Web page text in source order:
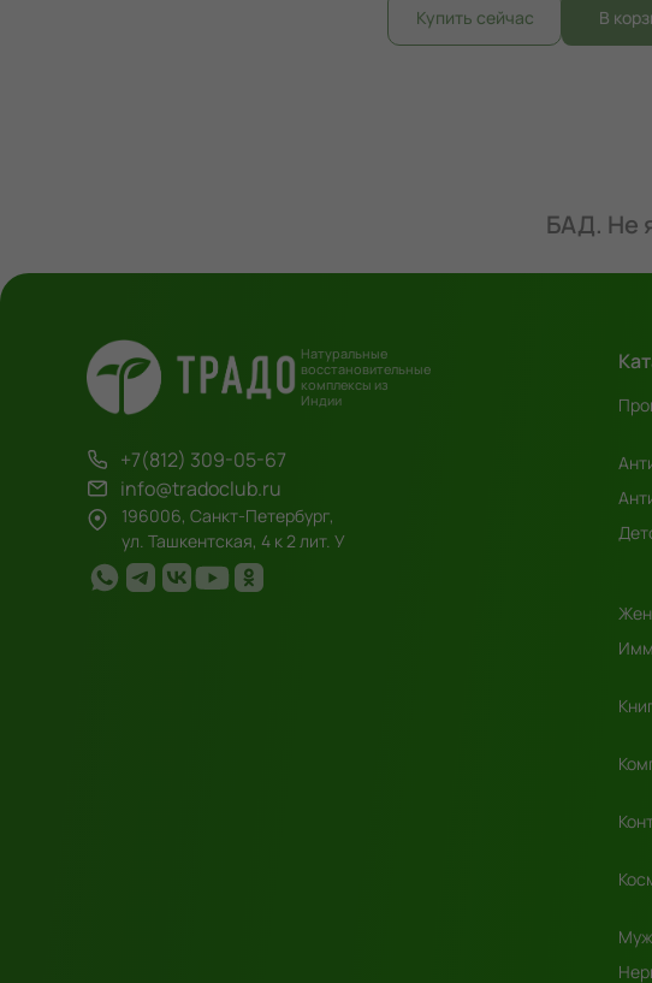
БАД. Не
Натуральные
восстановительные
комплексы из
Индии
+7(812) 309-05-67
info@tradoclub.ru
196006, Санкт-Петербург,
ул. Ташкентская, 4 к 2 лит. У